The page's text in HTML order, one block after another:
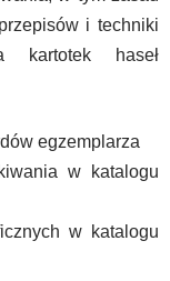
i techniki
kartotek haseł
egzemplarza
w katalogu
w katalogu